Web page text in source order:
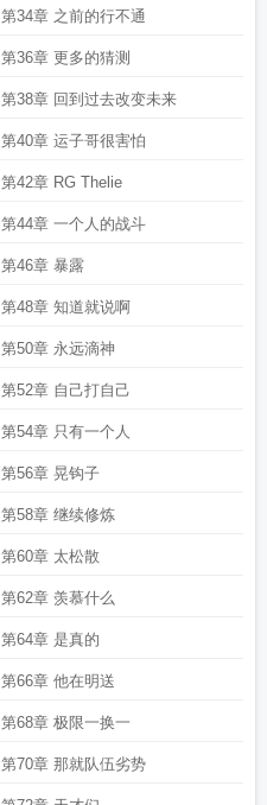
第34章 之前的行不通
第36章 更多的猜测
第38章 回到过去改变未来
第40章 运子哥很害怕
第42章 RG Thelie
第44章 一个人的战斗
第46章 暴露
第48章 知道就说啊
第50章 永远滴神
第52章 自己打自己
第54章 只有一个人
第56章 晃钩子
第58章 继续修炼
第60章 太松散
第62章 羡慕什么
第64章 是真的
第66章 他在明送
第68章 极限一换一
第70章 那就队伍劣势